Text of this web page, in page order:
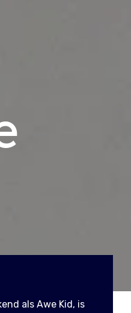
als Awe Kid, is